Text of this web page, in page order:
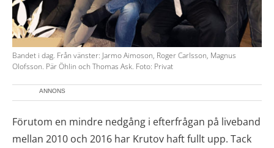
Bandet i dag. Från vänster: Jarmo Aimoson, Roger Carlsson, Magnus
Olofsson. Pär Öhlin och Thomas Ask. Foto: Privat
ANNONS
Förutom en mindre nedgång i efterfrågan på liveband
mellan 2010 och 2016 har Krutov haft fullt upp. Tack